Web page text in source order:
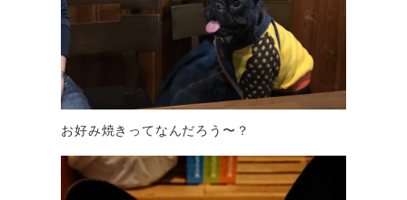
お好み焼きってなんだろう〜？